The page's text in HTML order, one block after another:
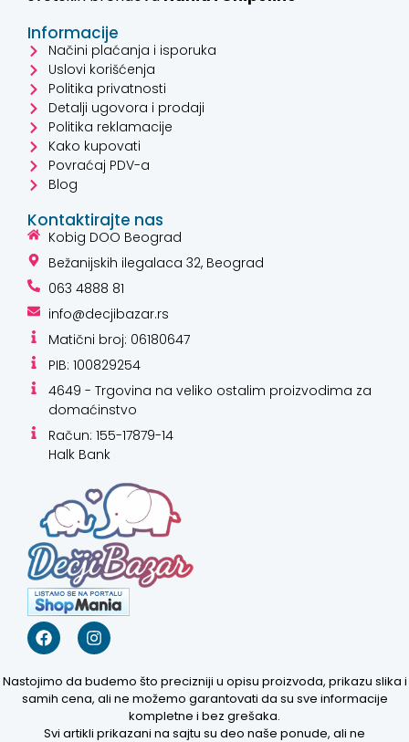
svetskih brendova Nania i Chipolino
Informacije
Načini plaćanja i isporuka
Uslovi korišćenja
Politika privatnosti
Detalji ugovora i prodaji
Politika reklamacije
Kako kupovati
Povraćaj PDV-a
Blog
Kontaktirajte nas
Kobig DOO Beograd
Bežanijskih ilegalaca 32, Beograd
063 4888 81
info@decjibazar.rs
Matični broj: 06180647
PIB: 100829254
4649 - Trgovina na veliko ostalim proizvodima za
domaćinstvo
Račun: 155-17879-14
Halk Bank
Nastojimo da budemo što precizniji u opisu proizvoda, prikazu slika i
samih cena, ali ne možemo garantovati da su sve informacije
kompletne i bez grešaka.
Kako mogu da
pomognem?